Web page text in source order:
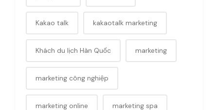
Kakao talk kakaotalk marketing
Khách du lịch Hàn Quốc marketing
marketing công nghiệp
marketing online marketing spa